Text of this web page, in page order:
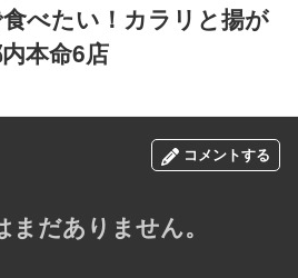
べたい！カラリと揚が
本命6店
コメントする
まだありません。